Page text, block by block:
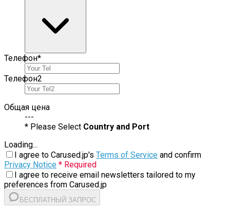
Телефон*
Телефон2
Общая цена
---
* Please Select Country and Port
Loading...
I agree to Carused.jp's Terms of Service and confirm
Privacy Notice * Required
I agree to receive email newsletters tailored to my
preferences from Carused.jp
БЕСПЛАТНЫЙ ЗАПРОС